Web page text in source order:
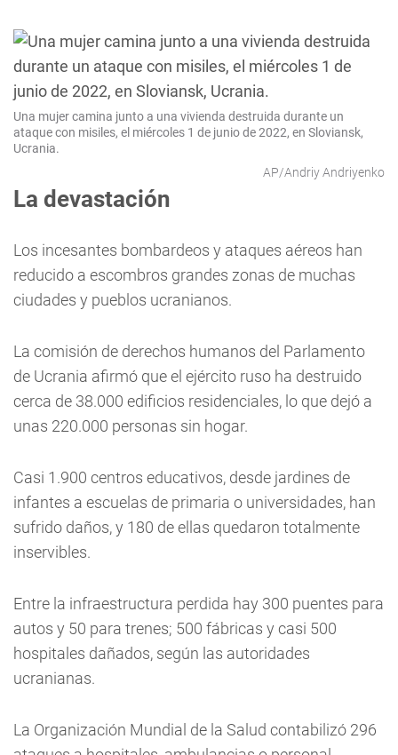
Una mujer camina junto a una vivienda destruida durante un
ataque con misiles, el miércoles 1 de junio de 2022, en Sloviansk,
Ucrania.
AP/Andriy Andriyenko
La devastación
Los incesantes bombardeos y ataques aéreos han
reducido a escombros grandes zonas de muchas
ciudades y pueblos ucranianos.
La comisión de derechos humanos del Parlamento
de Ucrania afirmó que el ejército ruso ha destruido
cerca de 38.000 edificios residenciales, lo que dejó a
unas 220.000 personas sin hogar.
Casi 1.900 centros educativos, desde jardines de
infantes a escuelas de primaria o universidades, han
sufrido daños, y 180 de ellas quedaron totalmente
inservibles.
Entre la infraestructura perdida hay 300 puentes para
autos y 50 para trenes; 500 fábricas y casi 500
hospitales dañados, según las autoridades
ucranianas.
La Organización Mundial de la Salud contabilizó 296